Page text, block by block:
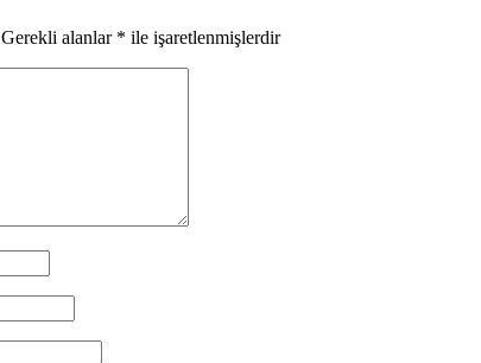
Gerekli alanlar * ile işaretlenmişlerdir